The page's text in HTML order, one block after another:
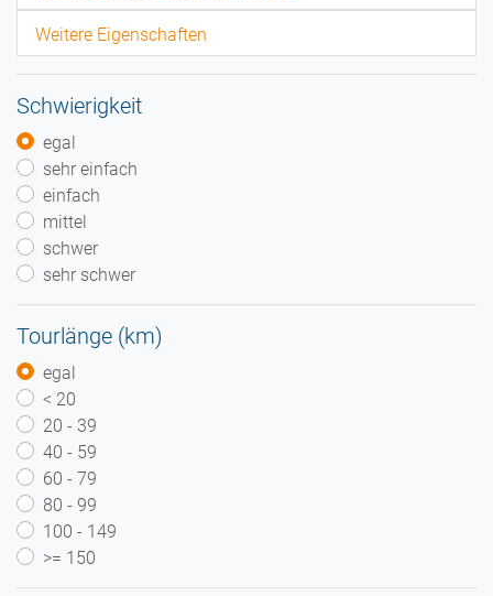
Weitere Eigenschaften
Schwierigkeit
egal
sehr einfach
einfach
mittel
schwer
sehr schwer
Tourlänge (km)
egal
< 20
20 - 39
40 - 59
60 - 79
80 - 99
100 - 149
>= 150